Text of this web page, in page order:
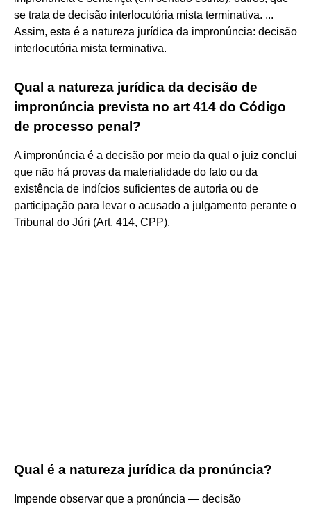
se trata de decisão interlocutória mista terminativa. ...
Assim, esta é a natureza jurídica da impronúncia: decisão
interlocutória mista terminativa.
Qual a natureza jurídica da decisão de
impronúncia prevista no art 414 do Código
de processo penal?
A impronúncia é a decisão por meio da qual o juiz conclui
que não há provas da materialidade do fato ou da
existência de indícios suficientes de autoria ou de
participação para levar o acusado a julgamento perante o
Tribunal do Júri (Art. 414, CPP).
Qual é a natureza jurídica da pronúncia?
Impende observar que a pronúncia — decisão